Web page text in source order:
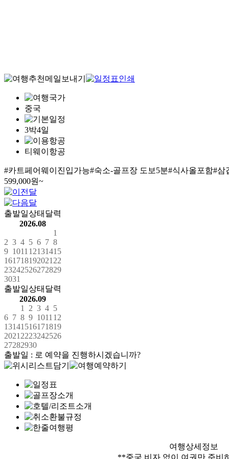
중국
3박4일
티웨이항공
#카트페어웨이진입가능#숙소-골프장 도보5분#식사올포함#삼
599,000원~
출발일상태달력
2026.08
1
2 3 4 5 6 7 8
9 1011 12131415
161718192021 22
23242526272829
3031
출발일상태달력
2026.09
1
2 3 4 5
6 7 8 9 1011 12
13141516171819
2021 2223242526
27282930
출발일 : 로 예약을 진행하시겠습니까?
여행상세정보
**중국 비자 없이 여권만 준비